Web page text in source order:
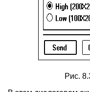
Рис.